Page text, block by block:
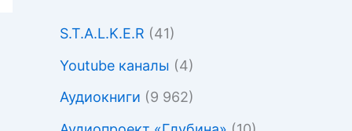
S.T.A.L.K.E.R (41)
Youtube каналы (4)
Аудиокниги (9 962)